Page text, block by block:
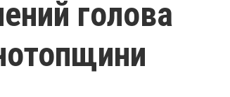
голова